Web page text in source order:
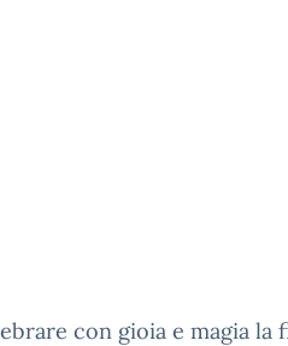
con gioia e magia